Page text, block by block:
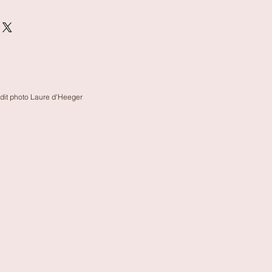
Les réparations seront effectuées
photo Laure d'Heeger